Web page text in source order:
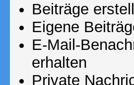
Beiträge
Eigene
E-Mail-
erhalten
Private